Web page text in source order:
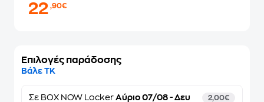
22,90€
Επιλογές παράδοσης
Βάλε ΤΚ
Σε BOX NOW Locker Αύριο 07/08 - Δευ
2,00€